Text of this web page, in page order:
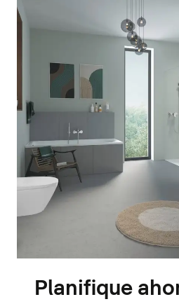
Planifique